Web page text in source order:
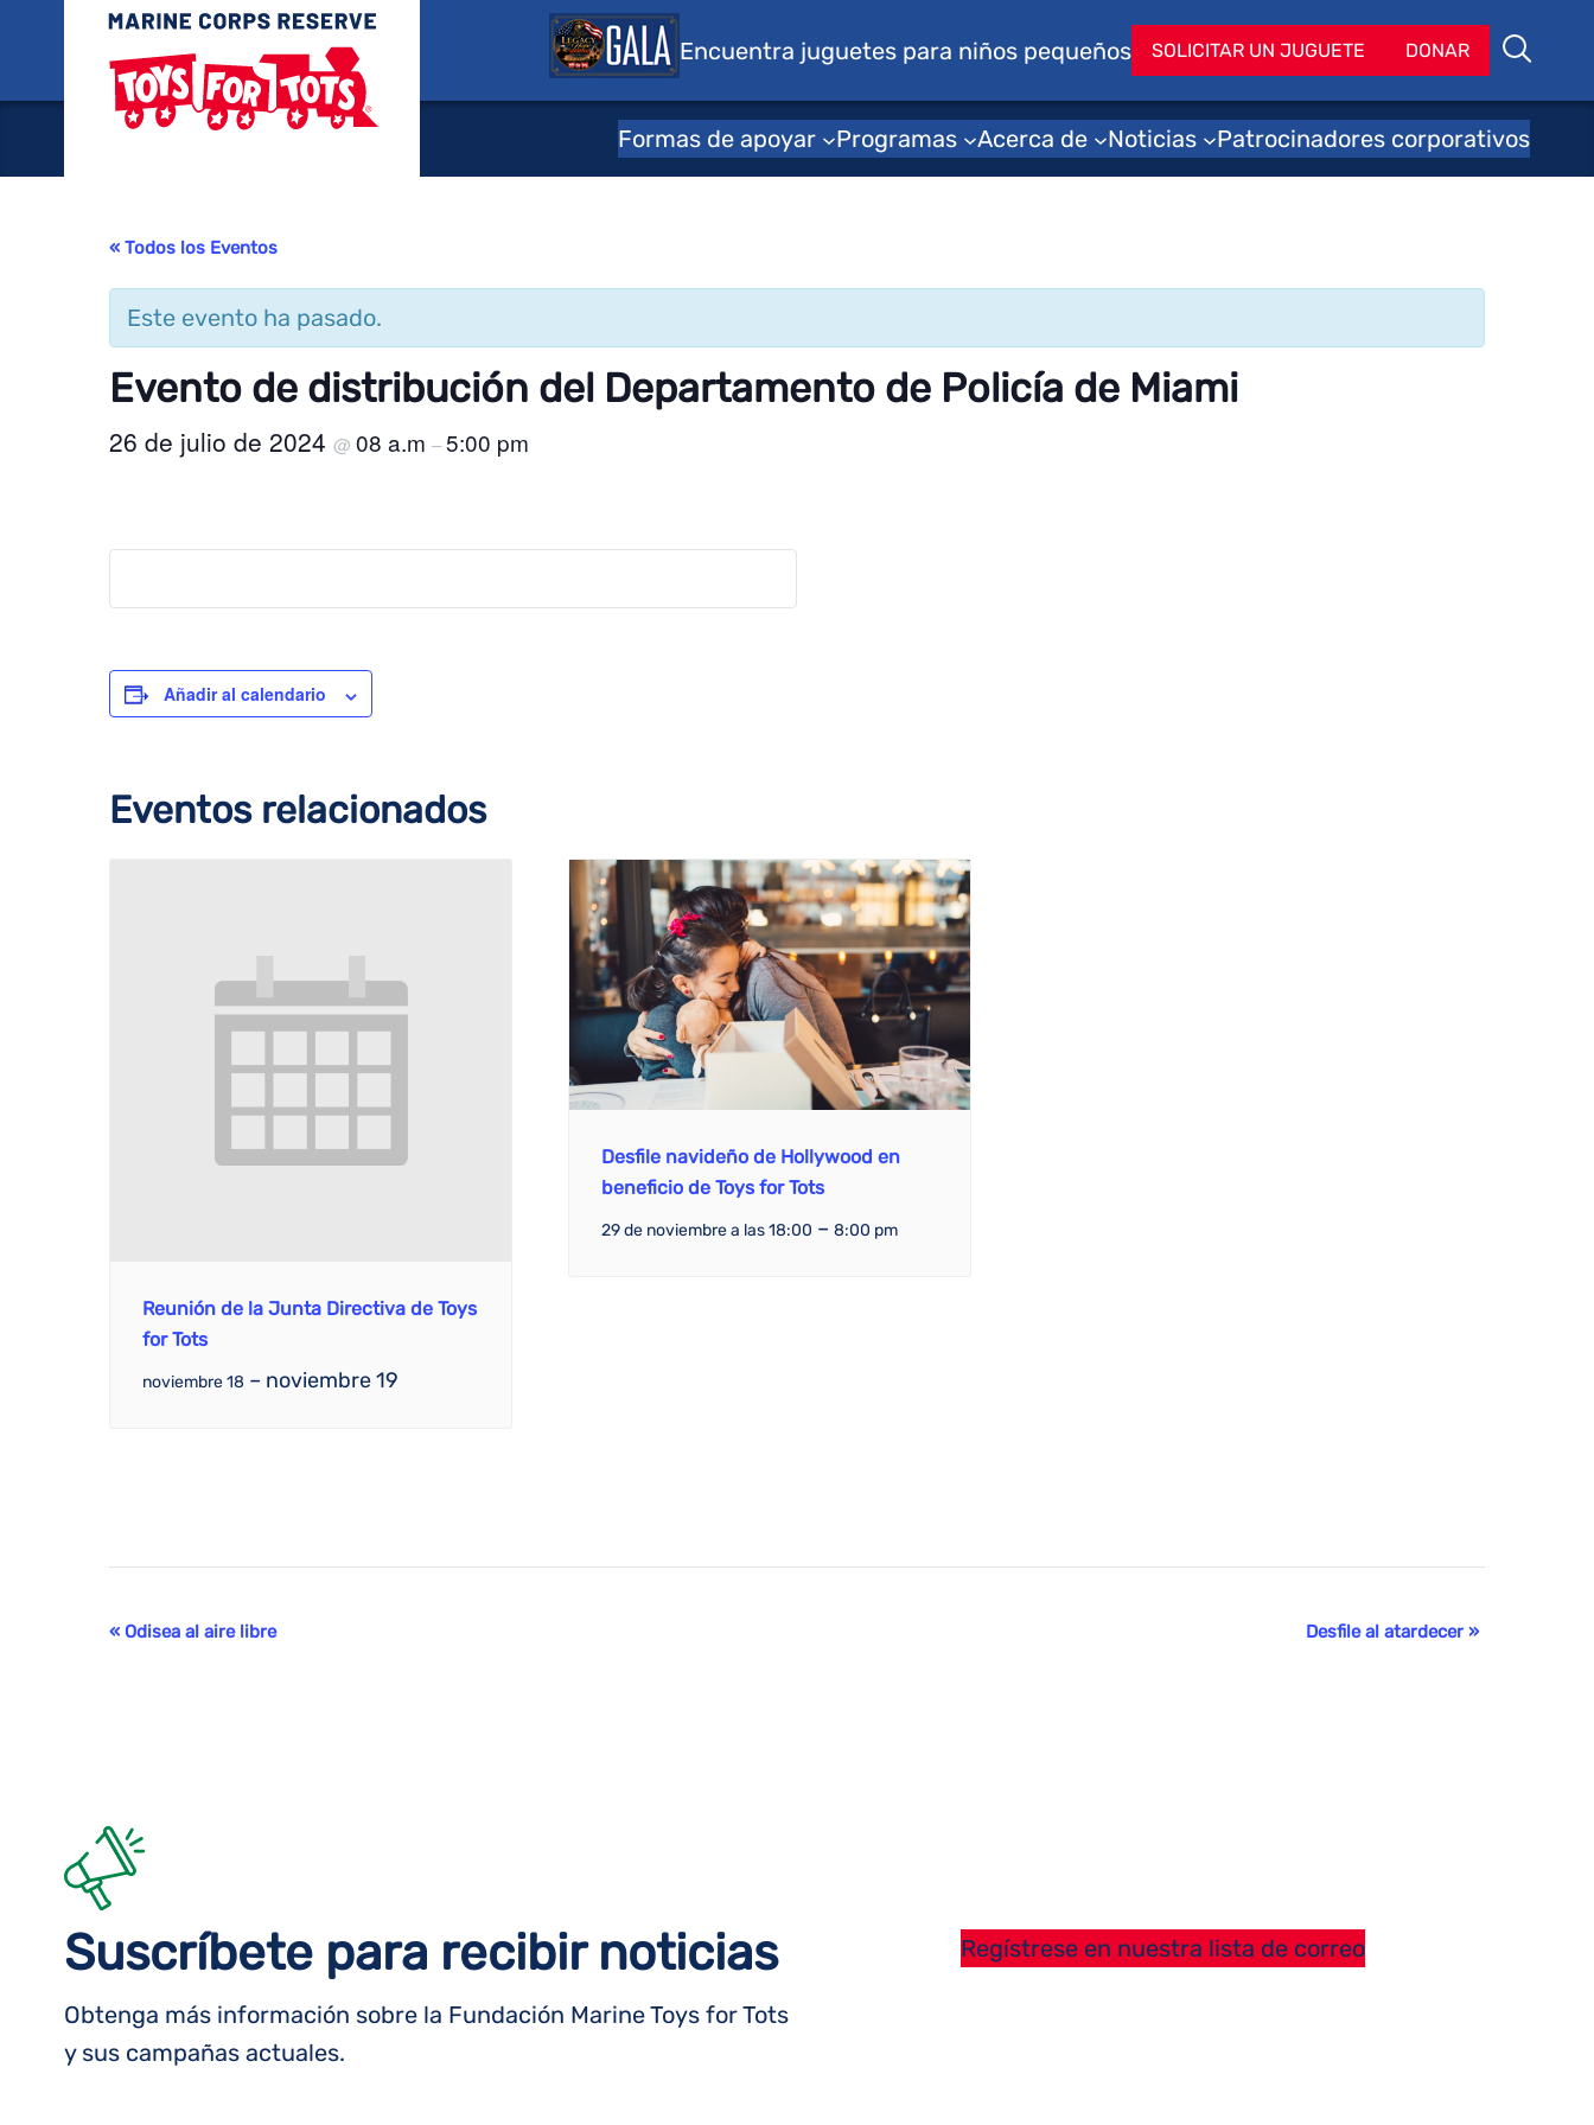
Juguetes para niños
Encuentra juguetes para niños pequeños
SOLICITAR UN JUGUETE DONAR
Buscar
Formas de apoyar Programas Acerca de Noticias Patrocinadores corporativos
« Todos los Eventos
Este evento ha pasado.
Evento de distribución del Departamento de Policía de Miami
26 de julio de 2024 @ 08 a.m –5:00 pm
Añadir al calendario
Eventos relacionados
Reunión de la Junta Directiva de Toys
for Tots
noviembre 18 – noviembre 19
Desfile navideño de Hollywood en
beneficio de Toys for Tots
29 de noviembre a las 18:00 – 8:00 pm
Evento
« Odisea al aire libre Desfile al atardecer »
Suscríbete para recibir noticias
Obtenga más información sobre la Fundación Marine Toys for Tots
y sus campañas actuales.
Regístrese en nuestra lista de correo